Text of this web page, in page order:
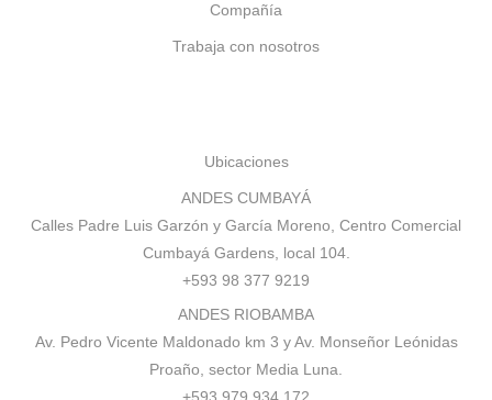
Compañía
Trabaja con nosotros
Ubicaciones
ANDES CUMBAYÁ
Calles Padre Luis Garzón y García Moreno, Centro Comercial
Cumbayá Gardens, local 104.
+593 98 377 9219
ANDES RIOBAMBA
Av. Pedro Vicente Maldonado km 3 y Av. Monseñor Leónidas
Proaño, sector Media Luna.
+593 979 934 172